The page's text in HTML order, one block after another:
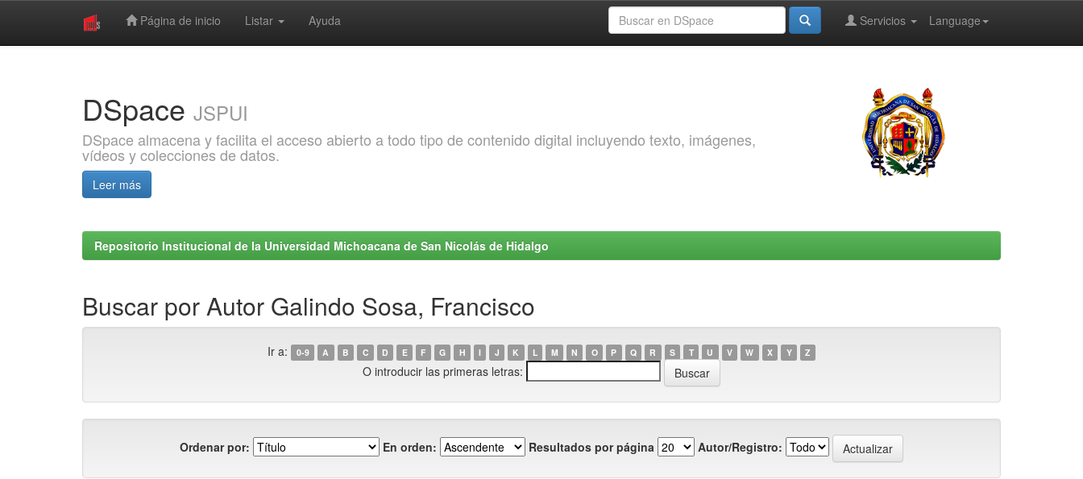
Página de inicio Listar Ayuda Language
Servicios
DSpace JSPUI
DSpace almacena y facilita el acceso abierto a todo tipo de contenido digital incluyendo texto, imágenes,
vídeos y colecciones de datos.
Leer más
Repositorio Institucional de la Universidad Michoacana de San Nicolás de Hidalgo
Buscar por Autor Galindo Sosa, Francisco
Ir a: 0-9 A B C D E F G H I J K L M N O P Q R S T U V W X Y Z
O introducir las primeras letras:
Ordenar por: En orden: Resultados por página Autor/Registro: